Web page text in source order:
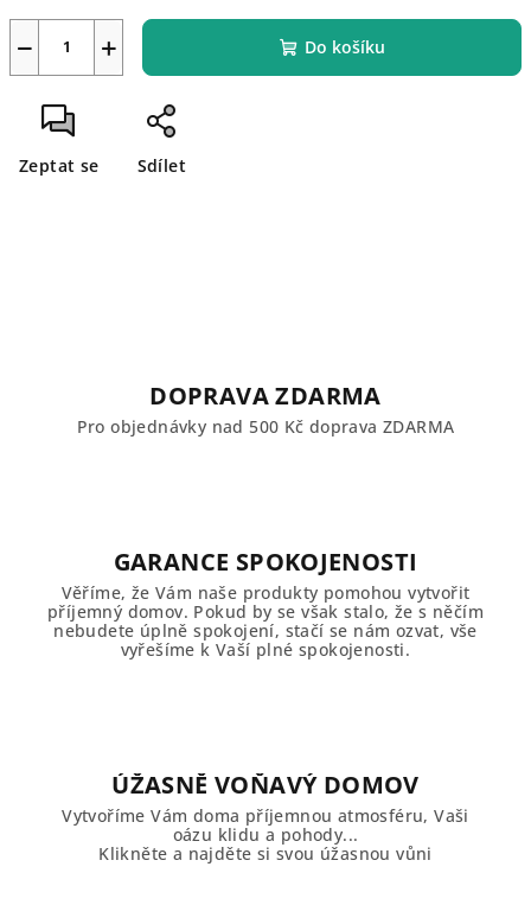
+
− Do košíku
Zeptat se Sdílet
DOPRAVA ZDARMA
Pro objednávky nad 500 Kč doprava ZDARMA
GARANCE SPOKOJENOSTI
Věříme, že Vám naše produkty pomohou vytvořit
příjemný domov. Pokud by se však stalo, že s něčím
nebudete úplně spokojení, stačí se nám ozvat, vše
vyřešíme k Vaší plné spokojenosti.
ÚŽASNĚ VOŇAVÝ DOMOV
Vytvoříme Vám doma příjemnou atmosféru, Vaši
oázu klidu a pohody...
Klikněte a najděte si svou úžasnou vůni